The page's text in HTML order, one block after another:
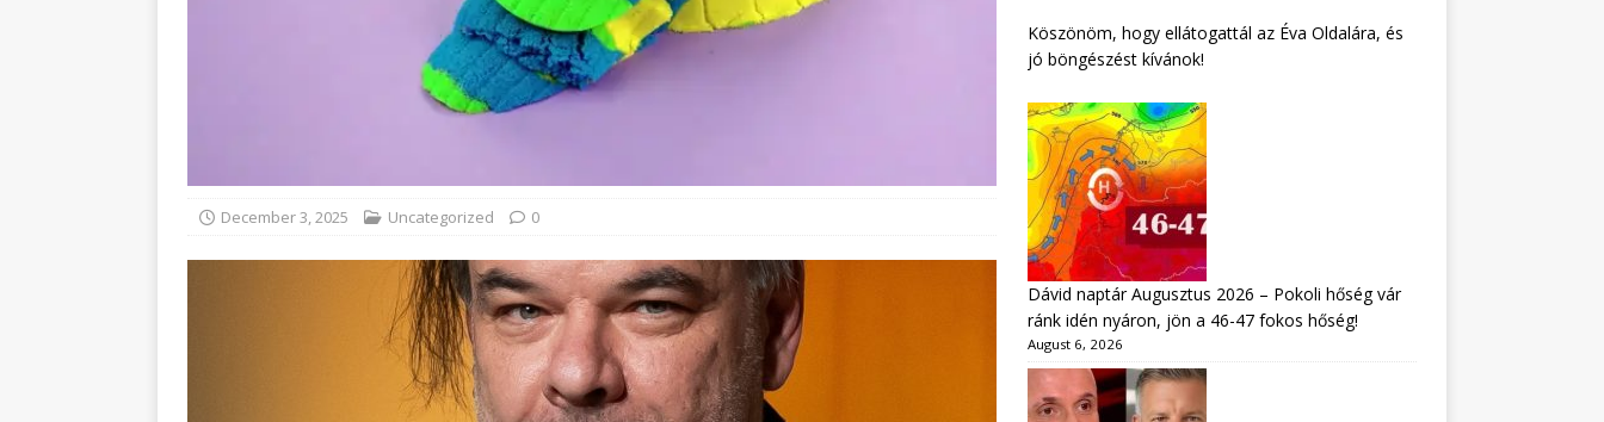
December 3, 2025 Uncategorized 0
Köszönöm, hogy ellátogattál az Éva Oldalára, és
jó böngészést kívánok!
Dávid naptár Augusztus 2026 – Pokoli hőség vár
ránk idén nyáron, jön a 46-47 fokos hőség!
August 6, 2026